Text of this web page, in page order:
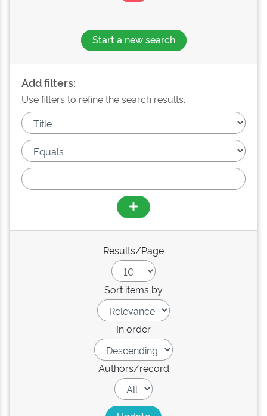
Start a new search
Add filters:
Use filters to refine the search results.
Results/Page
Sort items by
In order
Authors/record